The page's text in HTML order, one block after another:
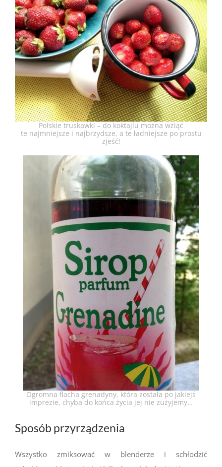
Polskie truskawki – do koktajlu można wziąć
te najmniejsze i najbrzydsze, a te ładniejsze po prostu
zjeść!
Ogromna flacha grenadyny, która została po jakiejś
imprezie, chyba do końca życia jej nie zużyjemy…
Sposób przyrządzenia
Wszystko zmiksować w blenderze i schłodzić